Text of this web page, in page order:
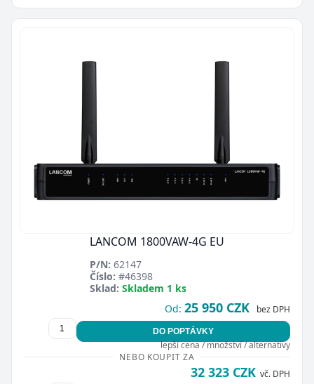
LANCOM 1800VAW-4G EU
P/N: 62147
Číslo: #46398
Sklad: Skladem 1 ks
Od: 25 950 CZK bez DPH
DO POPTÁVKY
lepší cena / množství / alternativy
NEBO KOUPIT ZA
32 323 CZK vč. DPH